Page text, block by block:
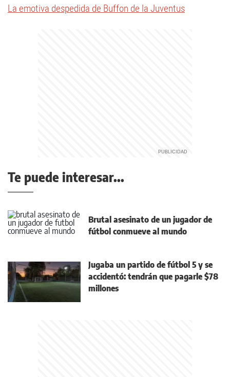
La emotiva despedida de Buffon de la Juventus
Te puede interesar...
Brutal asesinato de un jugador de
fútbol conmueve al mundo
Jugaba un partido de fútbol 5 y se
accidentó: tendrán que pagarle $78
millones